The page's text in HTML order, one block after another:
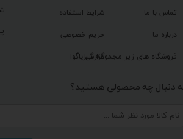
شرایط استفاده
حریم خصوصی
گزارش باگ
تماس با ما
درباره ما
فروشگاه های زیر مجموعه گیل آوا
دنبال چه محصولی هستید؟